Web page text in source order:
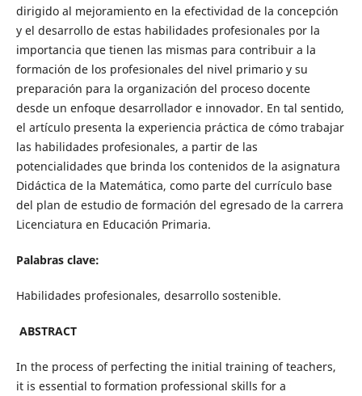
dirigido al mejoramiento en la efectividad de la concepción
y el desarrollo de estas habilidades profesionales por la
importancia que tienen las mismas para contribuir a la
formación de los profesionales del nivel primario y su
preparación para la organización del proceso docente
desde un enfoque desarrollador e innovador. En tal sentido,
el artículo presenta la experiencia práctica de cómo trabajar
las habilidades profesionales, a partir de las
potencialidades que brinda los contenidos de la asignatura
Didáctica de la Matemática, como parte del currículo base
del plan de estudio de formación del egresado de la carrera
Licenciatura en Educación Primaria.
Palabras clave:
Habilidades profesionales, desarrollo sostenible.
ABSTRACT
In the process of perfecting the initial training of teachers,
it is essential to formation professional skills for a